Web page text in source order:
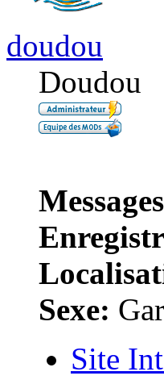
doudou
Doudou
Sexe:
Site